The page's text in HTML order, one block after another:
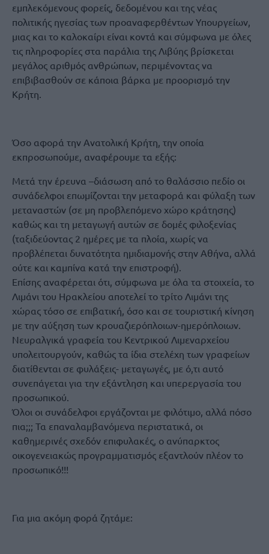
εμπλεκόμενους φορείς, δεδομένου και της νέας
πολιτικής ηγεσίας των προαναφερθέντων Υπουργείων,
μιας και το καλοκαίρι είναι κοντά και σύμφωνα με όλες
τις πληροφορίες στα παράλια της Λιβύης βρίσκεται
μεγάλος αριθμός ανθρώπων, περιμένοντας να
επιβιβασθούν σε κάποια βάρκα με προορισμό την
Κρήτη.
Όσο αφορά την Ανατολική Κρήτη, την οποία
εκπροσωπούμε, αναφέρουμε τα εξής:
Μετά την έρευνα –διάσωση από το θαλάσσιο πεδίο οι
συνάδελφοι επωμίζονται την μεταφορά και φύλαξη των
μεταναστών (σε μη προβλεπόμενο χώρο κράτησης)
καθώς και τη μεταγωγή αυτών σε δομές φιλοξενίας
(ταξιδεύοντας 2 ημέρες με τα πλοία, χωρίς να
προβλέπεται δυνατότητα ημιδιαμονής στην Αθήνα, αλλά
ούτε και καμπίνα κατά την επιστροφή).
Επίσης αναφέρεται ότι, σύμφωνα με όλα τα στοιχεία, το
Λιμάνι του Ηρακλείου αποτελεί το τρίτο Λιμάνι της
χώρας τόσο σε επιβατική, όσο και σε τουριστική κίνηση
με την αύξηση των κρουαζιερόπλοιων-ημερόπλοιων.
Νευραλγικά γραφεία του Κεντρικού Λιμεναρχείου
υπολειτουργούν, καθώς τα ίδια στελέχη των γραφείων
διατίθενται σε φυλάξεις- μεταγωγές, με ό,τι αυτό
συνεπάγεται για την εξάντληση και υπερεργασία του
προσωπικού.
Όλοι οι συνάδελφοι εργάζονται με φιλότιμο, αλλά πόσο
πια;;; Τα επαναλαμβανόμενα περιστατικά, οι
καθημερινές σχεδόν επιφυλακές, ο ανύπαρκτος
οικογενειακώς προγραμματισμός εξαντλούν πλέον το
προσωπικό!!!
Για μια ακόμη φορά ζητάμε: